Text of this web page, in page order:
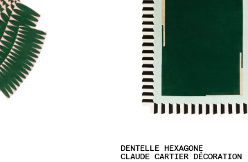
DENTELLE HEXAGONE
CLAUDE CARTIER DÉCORATION